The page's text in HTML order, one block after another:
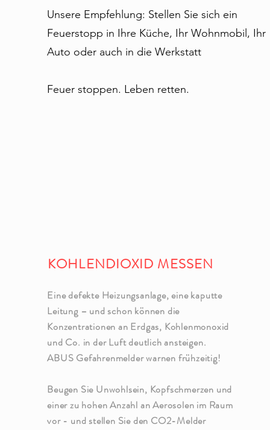
Unsere Empfehlung: Stellen Sie sich ein
Feuerstopp in Ihre Küche, Ihr Wohnmobil, Ihr
Auto oder auch in die Werkstatt
Feuer stoppen. Leben retten.
KOHLENDIOXID MESSEN
Eine defekte Heizungsanlage, eine kaputte
Leitung – und schon können die
Konzentrationen an Erdgas, Kohlenmonoxid
und Co. in der Luft deutlich ansteigen.
ABUS Gefahrenmelder warnen frühzeitig!
Beugen Sie Unwohlsein, Kopfschmerzen und
einer zu hohen Anzahl an Aerosolen im Raum
vor - und stellen Sie den CO2-Melder